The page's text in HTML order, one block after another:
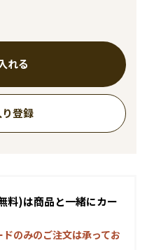
れる
登録
料)は商品と一緒にカー
のみのご注文は承ってお